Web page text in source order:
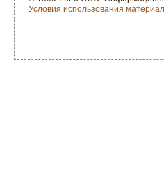
Условия использования